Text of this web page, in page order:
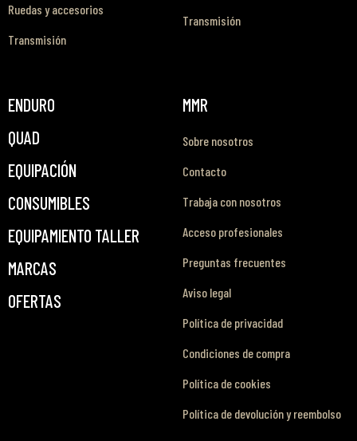
Ruedas y accesorios
Transmisión
Transmisión
ENDURO
QUAD
EQUIPACIÓN
CONSUMIBLES
EQUIPAMIENTO TALLER
MARCAS
OFERTAS
MMR
Sobre nosotros
Contacto
Trabaja con nosotros
Acceso profesionales
Preguntas frecuentes
Aviso legal
Política de privacidad
Condiciones de compra
Política de cookies
Política de devolución y reembolso